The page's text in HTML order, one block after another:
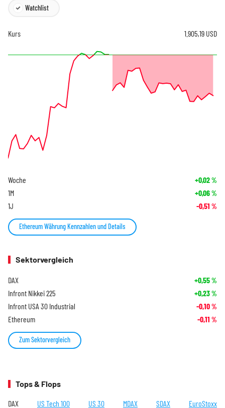
Watchlist
Kurs 1.905,19 USD
Woche +0,02%
1M +0,06%
1J -0,51 %
Ethereum Währung Kennzahlen und Details
Sektorvergleich
DAX +0,55%
Infront Nikkei 225 +0,23%
Infront USA 30 Industrial -0,10%
Ethereum -0,11 %
Zum Sektorvergleich
Tops & Flops
DAX US Tech 100 US 30 MDAX SDAX EuroStoxx